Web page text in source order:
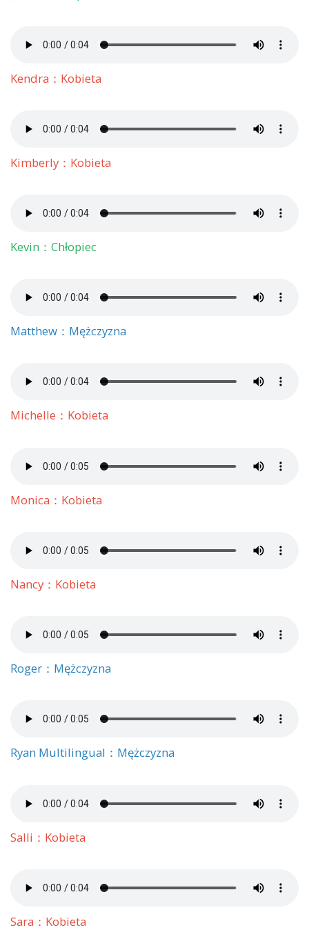
Kendra：Kobieta
Kimberly：Kobieta
Kevin：Chłopiec
Matthew：Mężczyzna
Michelle：Kobieta
Monica：Kobieta
Nancy：Kobieta
Roger：Mężczyzna
Ryan Multilingual：Mężczyzna
Salli：Kobieta
Sara：Kobieta